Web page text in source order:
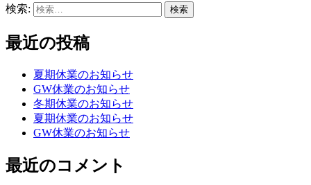
検索:
最近の投稿
夏期休業のお知らせ
GW休業のお知らせ
冬期休業のお知らせ
夏期休業のお知らせ
GW休業のお知らせ
最近のコメント